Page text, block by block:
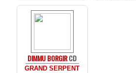
DIMMU BORGIRCD
GRAND SERPENT